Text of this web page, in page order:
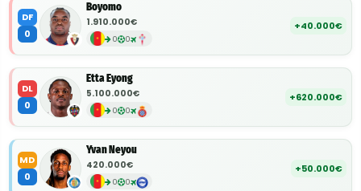
DF
0
Boyomo
1.910.000€
0 0
+40.000€
DL
0
Etta Eyong
5.100.000€
0 0
+620.000€
MD
0
Yvan Neyou
420.000€
0 0
+50.000€